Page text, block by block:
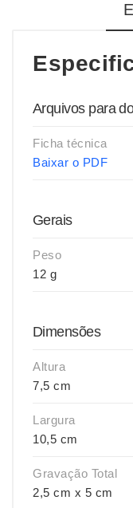
Arquivos para
Ficha técnica
Baixar o PDF
Gerais
Peso
12 g
Dimensões
Altura
7,5 cm
Largura
10,5 cm
Gravação Total
2,5 cm x 5 cm